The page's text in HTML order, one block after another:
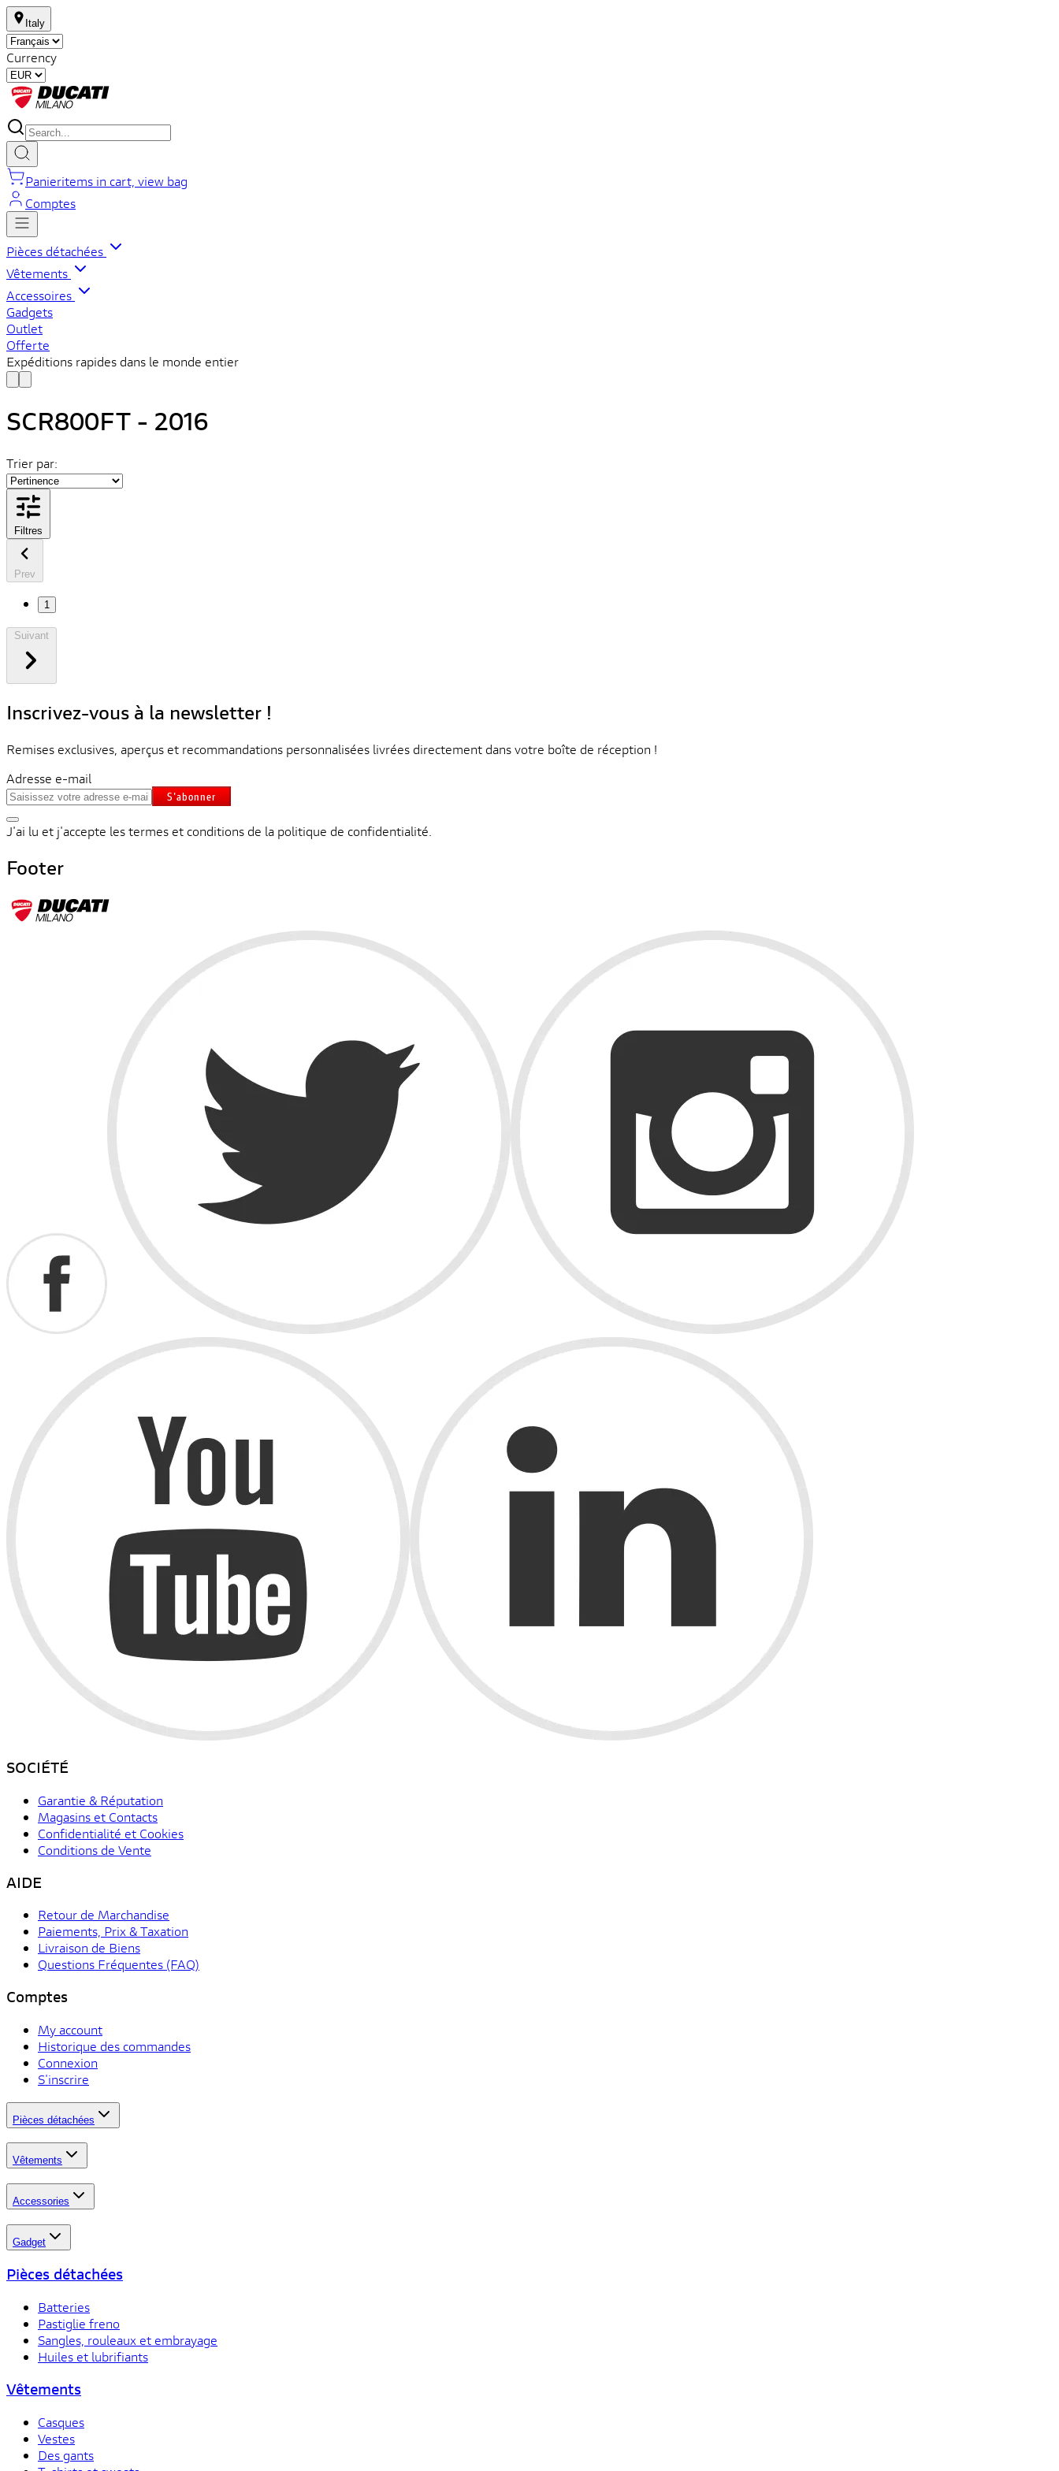
Italy
Currency
Panieritems in cart, view bag
Comptes
Pièces détachées
Vêtements
Accessoires
Gadgets
Outlet
Offerte
Expéditions rapides dans le monde entier
SCR800FT - 2016
Trier par:
Filtres
Prev
1
Inscrivez-vous à la newsletter !
Remises exclusives, aperçus et recommandations personnalisées livrées directement dans votre boîte de réception !
Adresse e-mail
S'abonner
J'ai lu et j'accepte les termes et conditions de la politique de confidentialité.
Footer
SOCIÉTÉ
Garantie & Réputation
Magasins et Contacts
Confidentialité et Cookies
Conditions de Vente
AIDE
Retour de Marchandise
Paiements, Prix & Taxation
Livraison de Biens
Questions Fréquentes (FAQ)
Comptes
My account
Historique des commandes
Connexion
S'inscrire
Pièces détachées
Vêtements
Accessories
Gadget
Pièces détachées
Batteries
Pastiglie freno
Sangles, rouleaux et embrayage
Huiles et lubrifiants
Vêtements
Casques
Vestes
Des gants